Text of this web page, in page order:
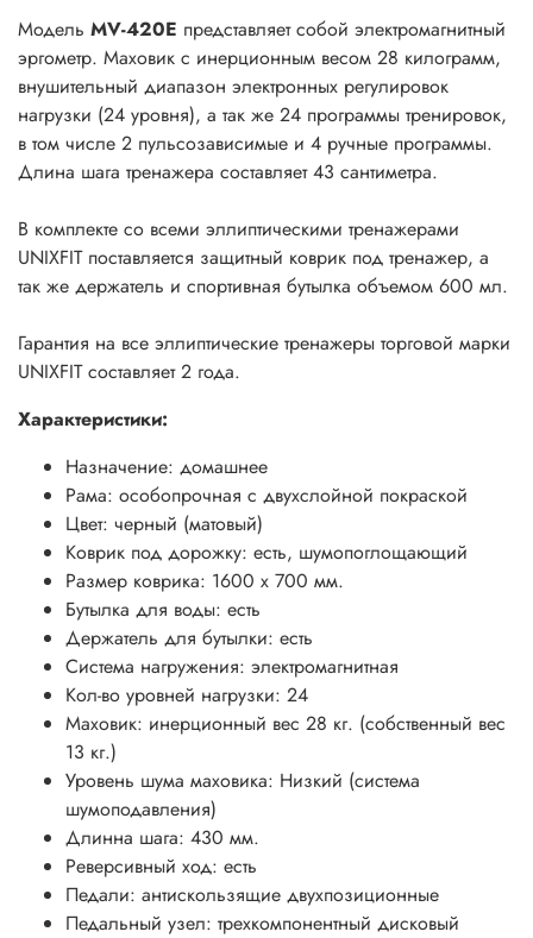
Модель MV-420E представляет собой электромагнитный
эргометр. Маховик с инерционным весом 28 килограмм,
внушительный диапазон электронных регулировок
нагрузки (24 уровня), а так же 24 программы тренировок,
в том числе 2 пульсозависимые и 4 ручные программы.
Длина шага тренажера составляет 43 сантиметра.
В комплекте со всеми эллиптическими тренажерами
UNIXFIT поставляется защитный коврик под тренажер, а
так же держатель и спортивная бутылка объемом 600 мл.
Гарантия на все эллиптические тренажеры торговой марки
UNIXFIT составляет 2 года.
Характеристики:
Назначение: домашнее
Рама: особопрочная с двухслойной покраской
Цвет: черный (матовый)
Коврик под дорожку: есть, шумопоглощающий
Размер коврика: 1600 х 700 мм.
Бутылка для воды: есть
Держатель для бутылки: есть
Система нагружения: электромагнитная
Кол-во уровней нагрузки: 24
Маховик: инерционный вес 28 кг. (собственный вес
13 кг.)
Уровень шума маховика: Низкий (система
шумоподавления)
Длинна шага: 430 мм.
Реверсивный ход: есть
Педали: антискользящие двухпозиционные
Педальный узел: трехкомпонентный дисковый